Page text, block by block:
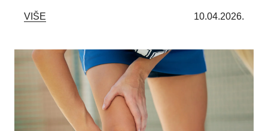
prirodnu podršku oporavku i rehabilitaciji. Poznata
okruženju, ova banja može pružiti prijatne uslove za
odmor, relaksaciju i sprovođenje terapijskih
programa. Kombinacija termalnih kupki, vežbi i
fizikalne terapije može doprineti lakšem kretanju,
VIŠE 10.04.2026.